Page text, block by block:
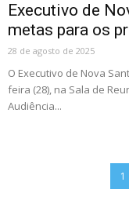
Executivo de
metas para os
28 de agosto de 2025
O Executivo de Nova
feira (28), na Sala de
Audiência...
1